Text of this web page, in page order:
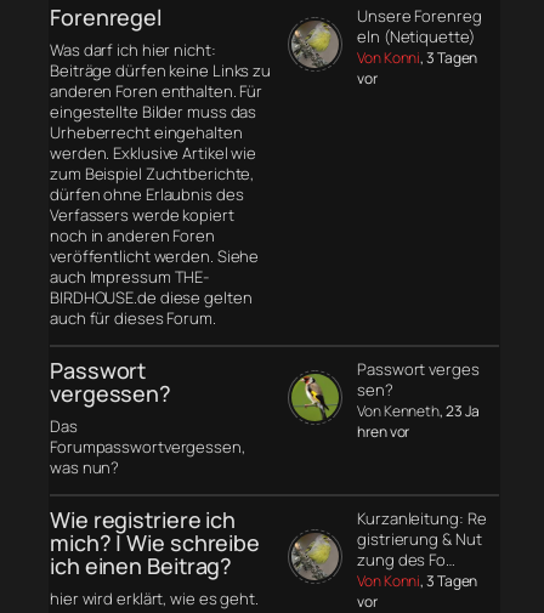
Forenregel
Was darf ich hier nicht:
Beiträge dürfen keine Links zu
anderen Foren enthalten. Für
eingestellte Bilder muss das
Urheberrecht eingehalten
werden. Exklusive Artikel wie
zum Beispiel Zuchtberichte,
dürfen ohne Erlaubnis des
Verfassers werde kopiert
noch in anderen Foren
veröffentlicht werden. Siehe
auch Impressum THE-
BIRDHOUSE.de diese gelten
auch für dieses Forum.
Unsere Forenreg
eln (Netiquette)
Von Konni, 3 Tagen
vor
Passwort
vergessen?
Das
Forumpasswortvergessen,
was nun?
Passwort verges
sen?
Von Kenneth, 23 Ja
hren vor
Wie registriere ich
mich? | Wie schreibe
ich einen Beitrag?
hier wird erklärt, wie es geht.
Kurzanleitung: Re
gistrierung & Nut
zung des Fo…
Von Konni, 3 Tagen
vor